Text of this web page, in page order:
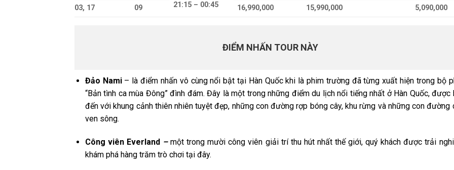
21:15 – 00:45
03, 17
09 16,990,000 15,990,000 5,090,000
ĐIỂM NHẤN TOUR NÀY
Đảo Nami– là điểm nhấn vô cùng nổi bật tại Hàn Quốc khi là phim trường đã từng xuất hiện trong bộ
“Bản tình ca mùa Đông” đình đám. Đây là một trong những điểm du lịch nổi tiếng nhất ở Hàn Quốc, được
đến với khung cảnh thiên nhiên tuyệt đẹp, những con đường rợp bóng cây, khu rừng và những con đường
ven sông.
Công viên Everland–một trong mười công viên giải trí thu hút nhất thế giới, quý khách được trải
khám phá hàng trăm trò chơi tại đây.